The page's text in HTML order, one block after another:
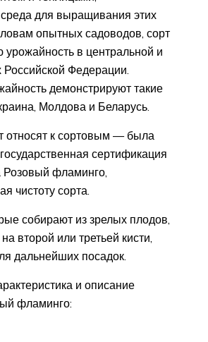
для выращивания этих
опытных садоводов, сорт
в центральной и
Российской Федерации.
демонстрируют такие
Молдова и Беларусь.
относят к сортовым — была
сертификация
Розовый фламинго,
чистоту сорта.
собирают из зрелых плодов,
второй или третьей кисти,
дальнейших посадок.
и описание
фламинго: